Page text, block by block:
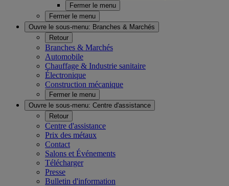
Fermer le menu
Fermer le menu
Ouvre le sous-menu: Branches & Marchés
Retour
Branches & Marchés
Automobile
Chauffage & Industrie sanitaire
Électronique
Construction mécanique
Fermer le menu
Ouvre le sous-menu: Centre d'assistance
Retour
Centre d'assistance
Prix des métaux
Contact
Salons et Événements
Télécharger
Presse
Bulletin d'information